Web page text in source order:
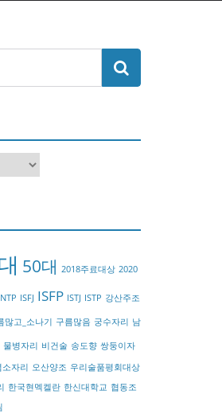
50대 2018주료대상 2020
ISFJ ISFP ISTJ ISTP 강산주조
많고_소나기 구름많음 궁수자리 남
물병자리 비건술 송도향 쌍둥이자
소자리 오산양조 우리술품평회대상
한국현멕켈란 한신대학교 협동조